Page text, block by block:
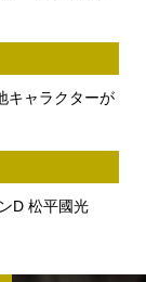
キャラクターが
D 松平國光